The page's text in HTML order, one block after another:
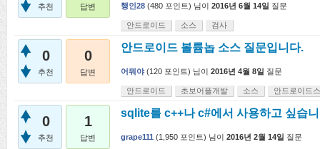
추천 답변 행인28 (480 포인트) 님이 2016년 6월 14일 질문
안드로이드 소스 검사
0
추천
0
답변
안드로이드 볼륨놉 소스 질문입니다.
어뭐야 (120 포인트) 님이 2016년 4월 8일 질문
안드로이드 초보어플개발 소스 안드로이드
0
추천
1
답변
sqlite를 c++나 c#에서 사용하고 싶습
grape111 (1,950 포인트) 님이 2016년 2월 14일 질문